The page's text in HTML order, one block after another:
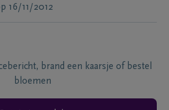
16/11/2012
brand een kaarsje of bestel
bloemen